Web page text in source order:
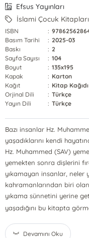
Efsus Yayınları
İslami Çocuk Kitapları
ISBN :
Basım Tarihi
: 2025-03
Baskı
: 2
Sayfa Sayısı
: 104
Boyut
: 135x195
Kapak
: Karton
Kağıt
: Kitap Kağıdı
Orjinal Dili
: Türkçe
Yayın Dili
: Türkçe
Bazı insanlar Hz.
yaşadıklarını kendi
Hz. Muhammed (SAV)
yemekten sonra dişlerini
yıkamayan insanlar, neler
kahramanlarından biri
yıkama sünnetini yerine
yaşadığını bu kitapta
Devamını Oku